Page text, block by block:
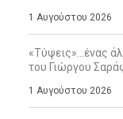
1 Αυγούστου 2026
«Τύψεις»…ένας
του Γιώργου
1 Αυγούστου 2026